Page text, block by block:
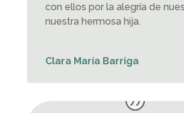
con ellos por la alegría de
nuestra hermosa hija.
Clara María Barriga